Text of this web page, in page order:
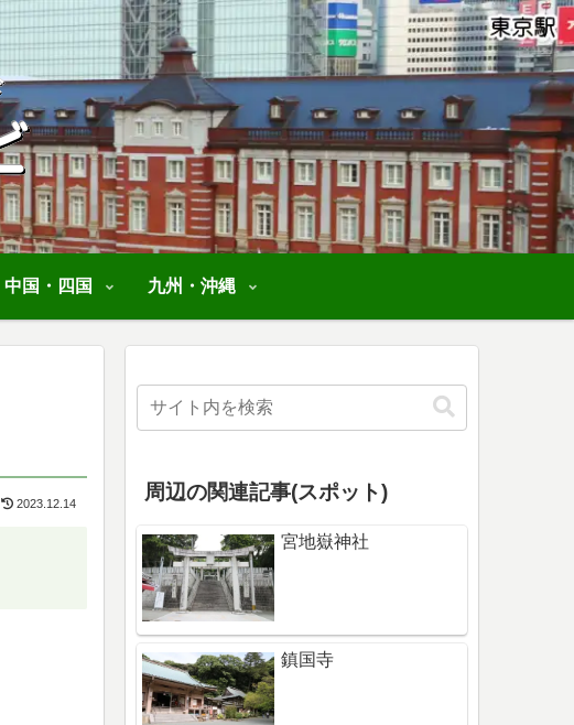
中国・四国 九州・沖縄
2023.12.14 周辺の関連記事(スポット)
宮地嶽神社
鎮国寺